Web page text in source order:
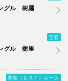
グル 樹羅
宝石
グル 樹里
翡翠（ヒスイ）ルース